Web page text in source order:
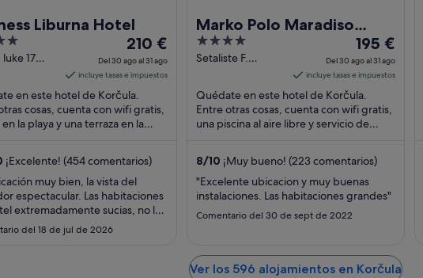
Liburna Hotel
17
El
precio
es
de
210 €
por
del
30
ago
al
210 €
Del 30 ago al 31 ago
incluye tasas e impuestos
en este hotel de Korčula.
cosas, cuenta con wifi gratis,
la playa y una terraza en la
¡Excelente! (454 comentarios)
muy bien, la vista del
espectacular. Las habitaciones
extremadamente sucias, no las
el comedor del hotel lo dejan
desde el desayuno, llegas a
del 18 de jul de 2026
Marko Polo Maradiso
Hotel by Aminess
4
out
5
Setaliste F.
El
precio
es
de
195 €
por
del
ago
195 €
Del 30 ago al 31 ago
incluye tasas e impuestos
Quédate en este hotel de Korčula.
Entre otras cosas, cuenta con wifi gratis,
una piscina al aire libre y servicio de
8/10 ¡Muy bueno! (223 comentarios)
"Excelente ubicacion y muy buenas
instalaciones. Las habitaciones grandes"
Comentario del 30 de sept de 2022
Ver los 596 alojamientos en Korčula